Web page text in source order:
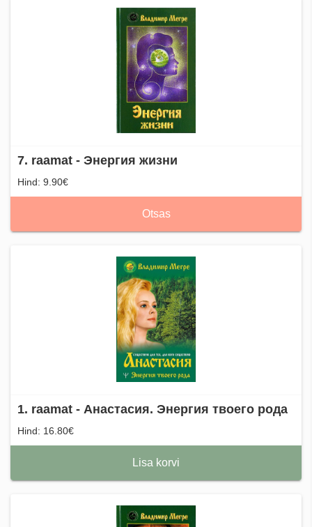
7. raamat - Энергия жизни
Hind: 9.90€
Otsas
1. raamat - Анастасия. Энергия твоего рода
Hind: 16.80€
Lisa korvi